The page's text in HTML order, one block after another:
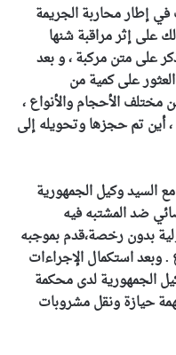
إطار محاربة الجريمة
على إثر مراقبة شنها
على متن مركبة ، و بعد
على كمية من
عددها ب 4416 وحدة من مختلف الأحجام والأنواع ،
أين تم حجزها وتحويله إلى
مع السيد وكيل الجمهورية
ضد المشتبه فيه
بدون رخصة،قدم بموجبه
وبعد استكمال الإجراءات
الجمهورية لدى محكمة
حيازة ونقل مشروبات